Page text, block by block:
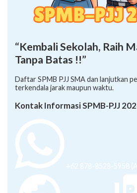
“Kembali Sekolah, Raih
Tanpa Batas !!”
Daftar SPMB PJJ SMA dan lanjutkan
terkendala jarak maupun waktu.
Kontak Informasi SPMB-PJJ
+62 878-8528-5958